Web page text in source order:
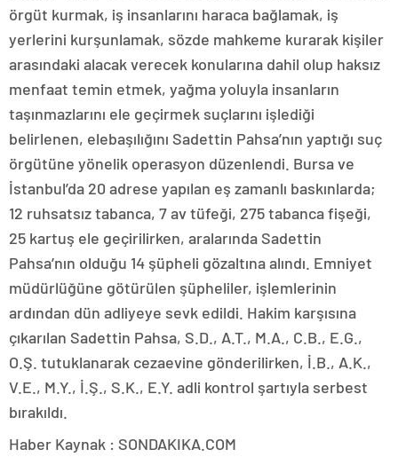
örgüt kurmak, iş insanlarını haraca bağlamak, iş
yerlerini kurşunlamak, sözde mahkeme kurarak kişiler
arasındaki alacak verecek konularına dahil olup haksız
menfaat temin etmek, yağma yoluyla insanların
taşınmazlarını ele geçirmek suçlarını işlediği
belirlenen, elebaşılığını Sadettin Pahsa’nın yaptığı suç
örgütüne yönelik operasyon düzenlendi. Bursa ve
İstanbul’da 20 adrese yapılan eş zamanlı baskınlarda;
12 ruhsatsız tabanca, 7 av tüfeği, 275 tabanca fişeği,
25 kartuş ele geçirilirken, aralarında Sadettin
Pahsa’nın olduğu 14 şüpheli gözaltına alındı. Emniyet
müdürlüğüne götürülen şüpheliler, işlemlerinin
ardından dün adliyeye sevk edildi. Hakim karşısına
çıkarılan Sadettin Pahsa, S.D., A.T., M.A., C.B., E.G.,
O.Ş. tutuklanarak cezaevine gönderilirken, İ.B., A.K.,
V.E., M.Y., İ.Ş., S.K., E.Y. adli kontrol şartıyla serbest
bırakıldı.
Haber Kaynak : SONDAKIKA.COM